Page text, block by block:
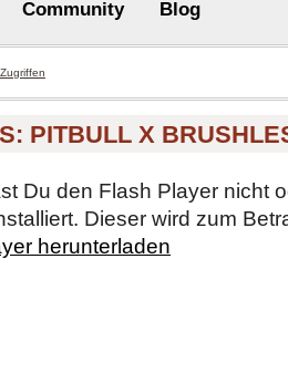
Community Blog
PITBULL X
Du den Flash Player nicht
Dieser wird zum
herunterladen